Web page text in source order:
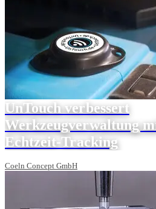
UnTouch verbessert
Werkzeugverwaltung
Echtzeit-Tracking
Coeln Concept GmbH